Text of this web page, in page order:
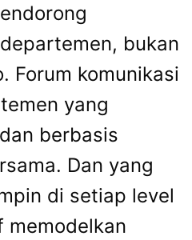
bukan
Forum komunikasi
yang
berbasis
Dan yang
di setiap level
memodelkan